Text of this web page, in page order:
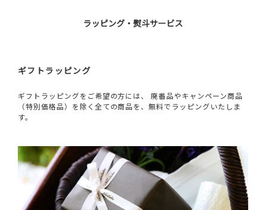
ラッピング・熨斗サービス
ギフトラッピング
ギフトラッピングをご希望の方には、 廃番品やキャンペーン商品
（特別価格品）を除く全ての商品を、無料でラッピングいたしま
す。